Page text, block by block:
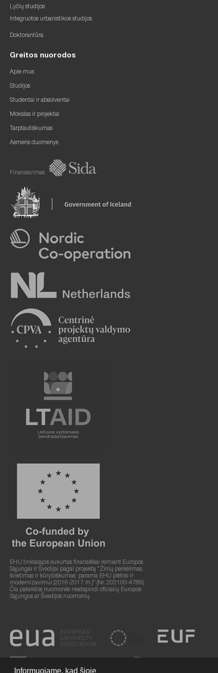
Lyčių studijos
Integruotos urbanistikos studijos
Doktorantūra
Greitos nuorodos
Apie mus
Studijos
Studentai ir absolventai
Mokslas ir projektai
Tarptautiškumas
Asmens duomenys
Finansavimas
EHU tinklalapis sukurtas finansiškai remiant Europos
Sąjungai ir Švedijai pagal projektą "Žinių perkėlimas,
švietimas ir kūrybiškumas: parama EHU plėtrai ir
modernizavimui (2016-2017 m.)" (Nr. 202100-4789).
Čia pateiktos nuomonės neatspindi oficialių Europos
Sąjungos ar Švedijos nuomonių.
Informuojame, kad šioje